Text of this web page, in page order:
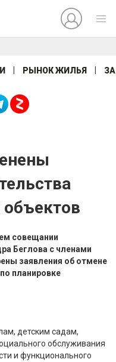
РЫНОК ЖИЛЬЯ
совещании
Беглова с членами
заявления об отмене
планировке
детским садам,
обслуживания
и функционального